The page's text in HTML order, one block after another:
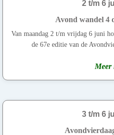
2 t/m 6
Avond wandel 4
Van maandag 2 t/m vrijdag 6 juni
de 67e editie van de
Meer
3 t/m 6